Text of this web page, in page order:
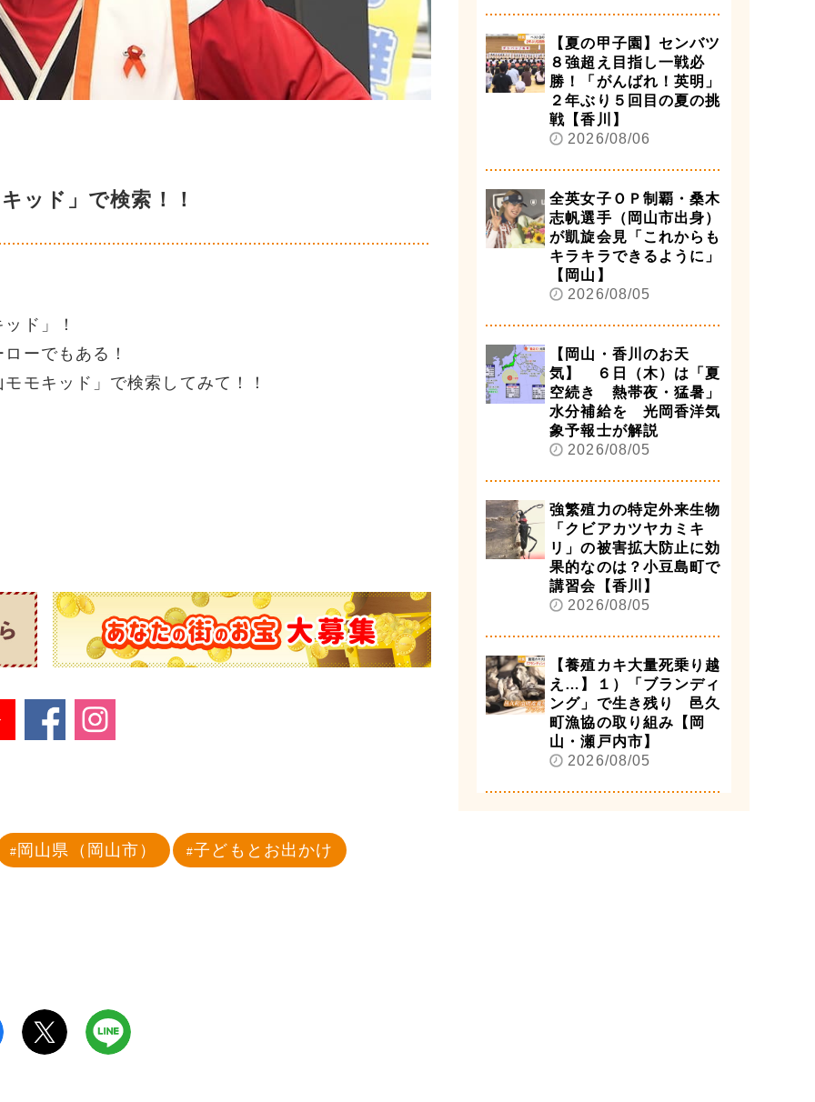
ッド」で検索！！
ド」！
ーでもある！
モキッド」で検索してみて！！
岡山県（岡山市） 子どもとお出かけ
【夏の甲子園】センバツ
８強超え目指し一戦必
勝！「がんばれ！英明」
２年ぶり５回目の夏の挑
戦【香川】
2026/08/06
全英女子ＯＰ制覇・桑木
志帆選手（岡山市出身）
が凱旋会見「これからも
キラキラできるように」
【岡山】
2026/08/05
【岡山・香川のお天
気】 ６日（木）は「夏
空続き 熱帯夜・猛暑」
水分補給を 光岡香洋気
象予報士が解説
2026/08/05
強繁殖力の特定外来生物
「クビアカツヤカミキ
リ」の被害拡大防止に効
果的なのは？小豆島町で
講習会【香川】
2026/08/05
【養殖カキ大量死乗り越
え…】１）「ブランディ
ング」で生き残り 邑久
町漁協の取り組み【岡
山・瀬戸内市】
2026/08/05